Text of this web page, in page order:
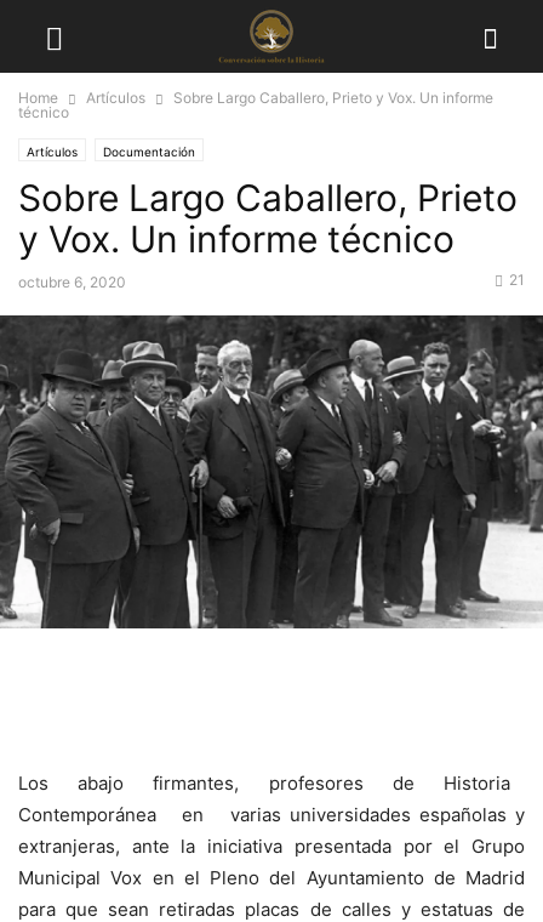
Home Artículos
Sobre Largo Caballero, Prieto y Vox. Un informe
técnico
Artículos Documentación
Sobre Largo Caballero, Prieto
y Vox. Un informe técnico
octubre 6, 2020 21
Los abajo firmantes, profesores de Historia
Contemporánea en varias universidades españolas y
extranjeras, ante la iniciativa presentada por el Grupo
Municipal Vox en el Pleno del Ayuntamiento de Madrid
para que sean retiradas placas de calles y estatuas de